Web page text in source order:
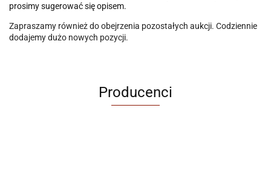
prosimy sugerować się opisem.
Zapraszamy również do obejrzenia pozostałych aukcji. Codziennie
dodajemy dużo nowych pozycji.
Producenci